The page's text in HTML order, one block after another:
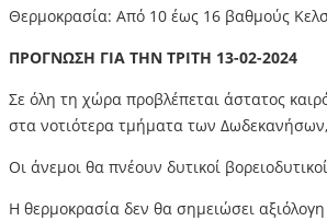
Θερμοκρασία: Από 10 έως 16 βαθμούς
ΠΡΟΓΝΩΣΗ ΓΙΑ ΤΗΝ ΤΡΙΤΗ 13-02-2024
Σε όλη τη χώρα προβλέπεται άστατος
στα νοτιότερα τμήματα των
Οι άνεμοι θα πνέουν δυτικοί
Η θερμοκρασία δεν θα σημειώσει